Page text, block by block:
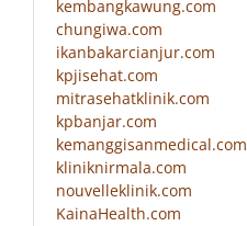
kembangkawung.com
chungiwa.com
ikanbakarcianjur.com
kpjisehat.com
mitrasehatklinik.com
kpbanjar.com
kemanggisanmedical.com
kliniknirmala.com
nouvelleklinik.com
KainaHealth.com